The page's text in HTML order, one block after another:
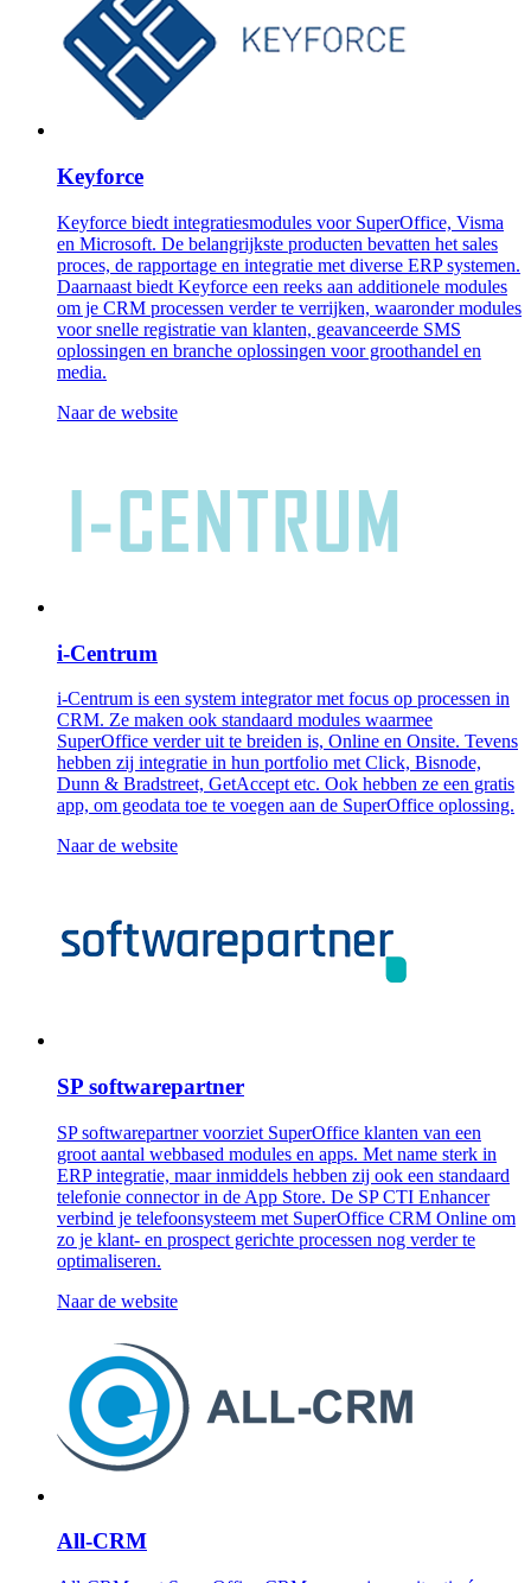
Keyforce
Keyforce biedt integratiesmodules voor SuperOffice, Visma
en Microsoft. De belangrijkste producten bevatten het sales
proces, de rapportage en integratie met diverse ERP systemen.
Daarnaast biedt Keyforce een reeks aan additionele modules
om je CRM processen verder te verrijken, waaronder modules
voor snelle registratie van klanten, geavanceerde SMS
oplossingen en branche oplossingen voor groothandel en
media.
Naar de website
i-Centrum
i-Centrum is een system integrator met focus op processen in
CRM. Ze maken ook standaard modules waarmee
SuperOffice verder uit te breiden is, Online en Onsite. Tevens
hebben zij integratie in hun portfolio met Click, Bisnode,
Dunn & Bradstreet, GetAccept etc. Ook hebben ze een gratis
app, om geodata toe te voegen aan de SuperOffice oplossing.
Naar de website
SP softwarepartner
SP softwarepartner voorziet SuperOffice klanten van een
groot aantal webbased modules en apps. Met name sterk in
ERP integratie, maar inmiddels hebben zij ook een standaard
telefonie connector in de App Store. De SP CTI Enhancer
verbind je telefoonsysteem met SuperOffice CRM Online om
zo je klant- en prospect gerichte processen nog verder te
optimaliseren.
Naar de website
All-CRM